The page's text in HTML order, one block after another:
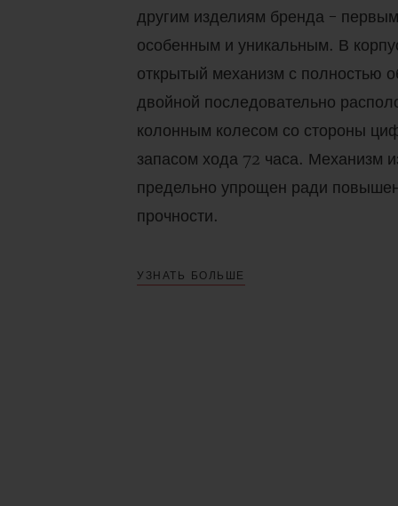
другим изделиям бренда –
особенным и уникальным. В
открытый механизм с полностью
двойной последовательно
колонным колесом со стороны
запасом хода 72 часа. Механизм
предельно упрощен ради
прочности.
УЗНАТЬ БОЛЬШЕ